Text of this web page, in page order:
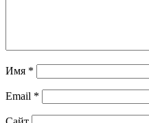
Имя *
Email *